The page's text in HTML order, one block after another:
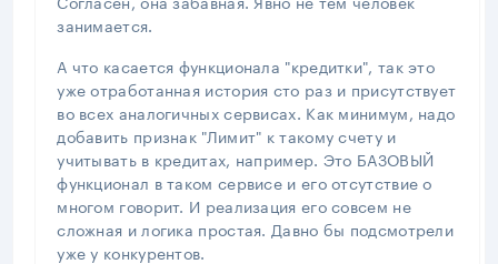
занимается.
А что касается функционала "кредитки", так это
уже отработанная история сто раз и присутствует
во всех аналогичных сервисах. Как минимум, надо
добавить признак "Лимит" к такому счету и
учитывать в кредитах, например. Это БАЗОВЫЙ
функционал в таком сервисе и его отсутствие о
многом говорит. И реализация его совсем не
сложная и логика простая. Давно бы подсмотрели
уже у конкурентов.